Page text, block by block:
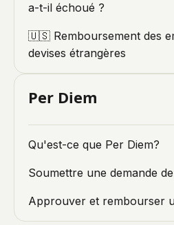
a-t-il échoué ?
🇺🇸 Remboursement des
devises étrangères
Per Diem
Qu'est-ce que Per Diem?
Soumettre une demande
Approuver et rembourser